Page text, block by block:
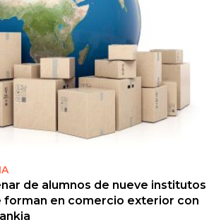
de alumnos de nueve institutos
forman en comercio exterior con